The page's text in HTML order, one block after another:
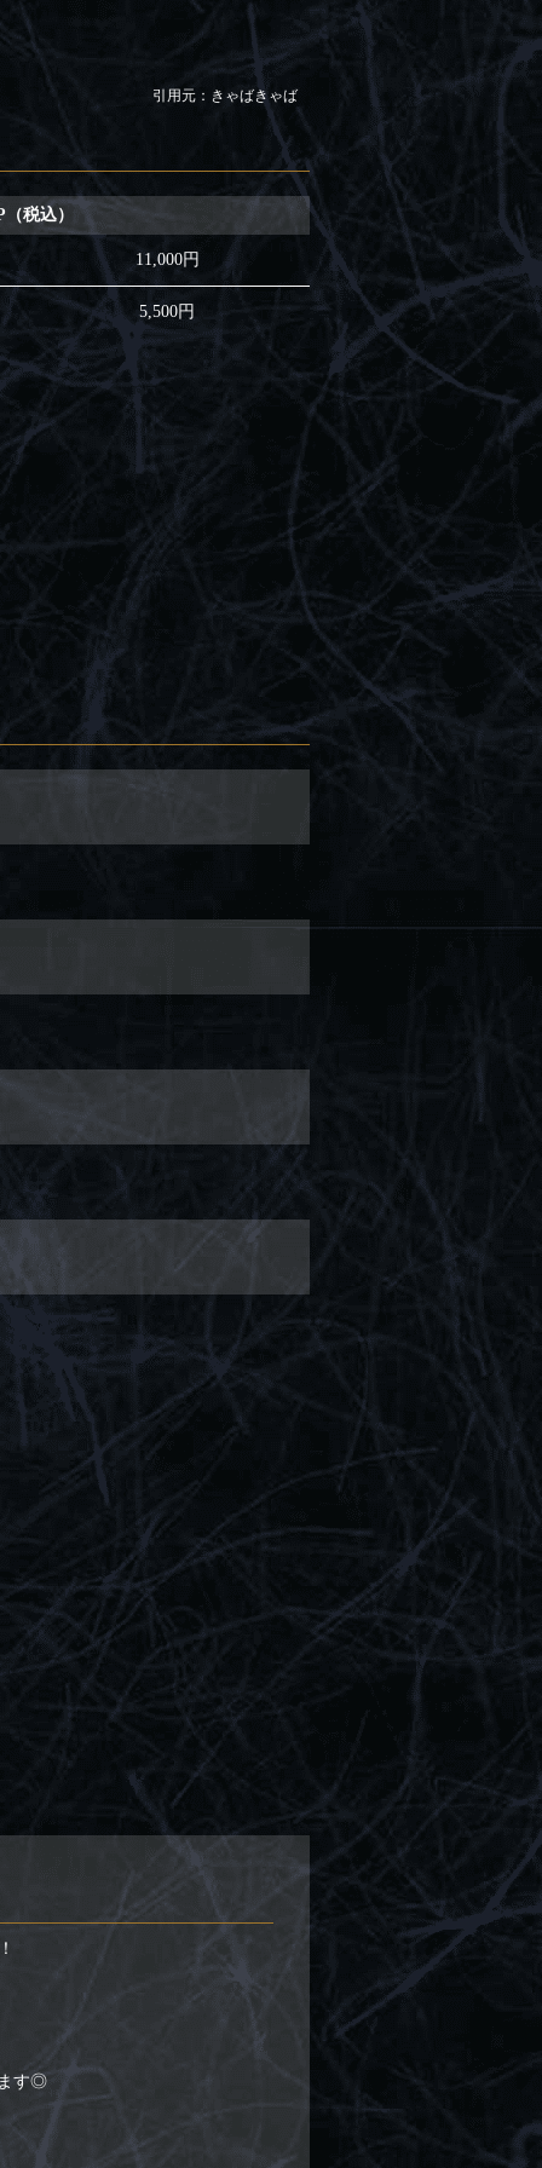
引用元：きゃばきゃば
税込）
11,000円
5,500円
ます◎